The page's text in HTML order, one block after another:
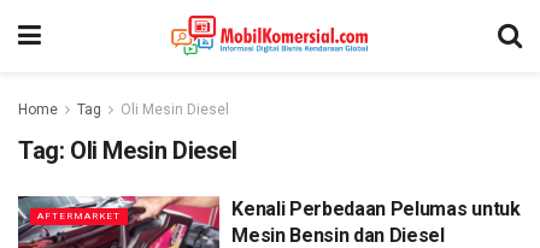
Home Tag Oli Mesin Diesel
Tag: Oli Mesin Diesel
AFTERMARKET
Kenali Perbedaan Pelumas untuk
Mesin Bensin dan Diesel